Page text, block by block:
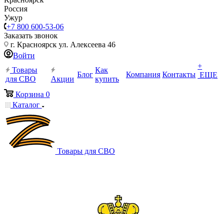
Россия
Ужур
+7 800 600-53-06
Заказать звонок
г. Красноярск ул. Алексеева 46
Войти
Товары
для СВО
Акции
Блог
Как
купить
Компания Контакты
+
ЕЩЕ
Корзина 0
Каталог
Товары для СВО